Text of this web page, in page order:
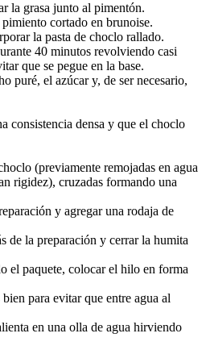
la grasa junto al pimentón.
cortado en brunoise.
la pasta de choclo rallado.
40 minutos revolviendo casi
que se pegue en la base.
puré, el azúcar y, de ser necesario,
consistencia densa y que el choclo
(previamente remojadas en agua
rigidez), cruzadas formando una
y agregar una rodaja de
de la preparación y cerrar la humita
el paquete, colocar el hilo en forma
para evitar que entre agua al
en una olla de agua hirviendo